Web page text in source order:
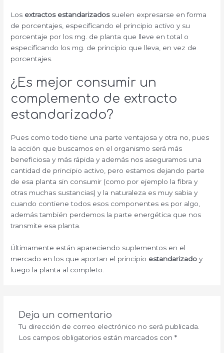
Los extractos estandarizadossuelen expresarse en forma
de porcentajes, especificando el principio activo y su
porcentaje por los mg. de planta que lleve en total o
especificando los mg. de principio que lleva, en vez de
porcentajes.
¿Es mejor consumir un
complemento de extracto
estandarizado?
Pues como todo tiene una parte ventajosa y otra no, pues
la acción que buscamos en el organismo será más
beneficiosa y más rápida y además nos aseguramos una
cantidad de principio activo, pero estamos dejando parte
de esa planta sin consumir (como por ejemplo la fibra y
otras muchas sustancias) y la naturaleza es muy sabia y
cuando contiene todos esos componentes es por algo,
además también perdemos la parte energética que nos
transmite esa planta.
Últimamente están apareciendo suplementos en el
mercado en los que aportan el principio estandarizado y
luego la planta al completo.
Deja un comentario
Tu dirección de correo electrónico no será publicada.
Los campos obligatorios están marcados con *